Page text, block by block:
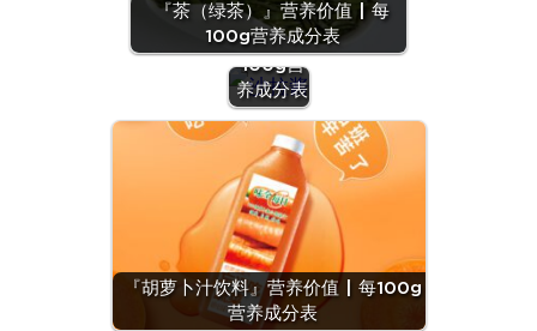
『茶（绿茶）』营养价值 | 每
100g营养成分表
酱』营养
价值 | 每
100g营
养成分表
『胡萝卜汁饮料』营养价值 | 每100g
营养成分表
『羊
肝』营
养价值